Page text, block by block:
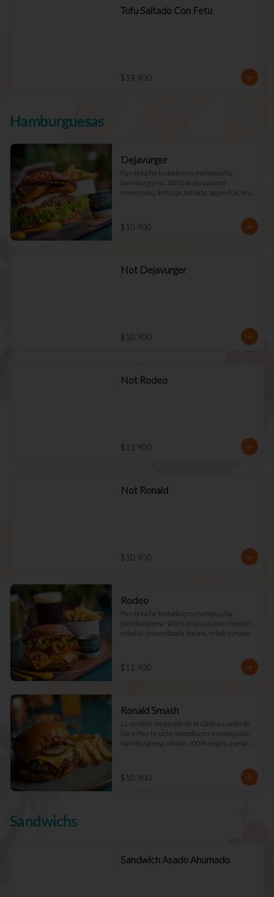
Tofu Saltado Con Fetu
$14.900
Hamburguesas
Dejavurger
Pan brioche tostado con mantequilla,
hamburguesa 100% angus, queso
mantecoso, lechuga, tomate, pepinillos, aros
$10.900
Not Dejavurger
$10.900
Not Rodeo
$11.900
Not Ronald
$10.900
Rodeo
Pan brioche tostado con mantequilla,
hamburguesa 100% angus, queso cheddar,
cebolla caramelizada, tocino, relish y mayo
$11.900
Ronald Smash
La versión mejorada de la clásica cuarto de
libra. Pan brioche tostado con mantequilla,
hamburguesa smash 100% angus, queso
$10.900
Sandwichs
Sandwich Asado Ahumado